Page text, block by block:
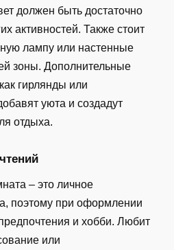
должен быть достаточно
активностей. Также стоит
лампу или настенные
зоны. Дополнительные
гирлянды или
уюта и создадут
отдыха.
– это личное
поэтому при оформлении
и хобби. Любит
или